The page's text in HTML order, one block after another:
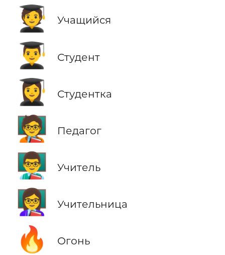
🧑‍🎓 Учащийся
👨‍🎓 Студент
👩‍🎓 Студентка
🧑‍🏫 Педагог
👨‍🏫 Учитель
👩‍🏫 Учительница
🔥 Огонь